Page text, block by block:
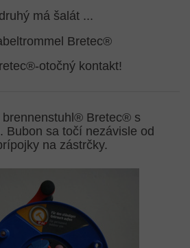
má šalát ...
otočný kontakt!
Bretec® s
Bubon sa točí nezávisle od
na zástrčky.